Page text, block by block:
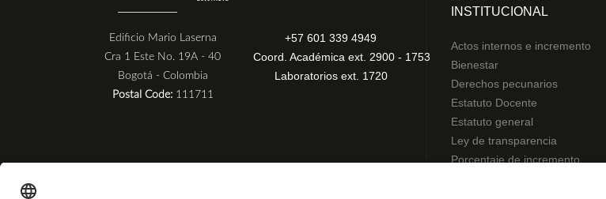
Edificio Mario Laserna
Cra 1 Este No. 19A - 40
Bogotá - Colombia
Postal Code: 111711
+57 601 339 4949
Coord. Académica ext. 2900 - 1753
Laboratorios ext. 1720
INSTITUCIONAL
Actos internos e incremento
Bienestar
Derechos pecunarios
Estatuto Docente
Estatuto general
Ley de transparencia
Porcentaje de incremento